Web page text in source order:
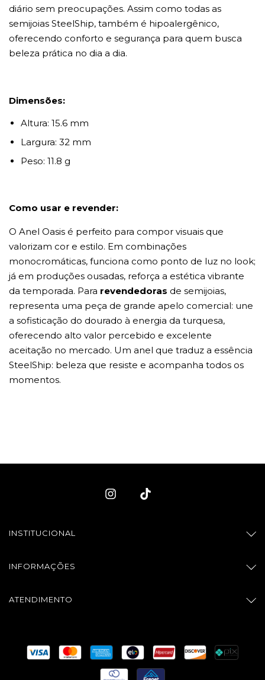
diário sem preocupações. Assim como todas as
semijoias SteelShip, também é hipoalergênico,
oferecendo conforto e segurança para quem busca
beleza prática no dia a dia.
Dimensões:
Altura: 15.6 mm
Largura: 32 mm
Peso: 11.8 g
Como usar e revender:
O Anel Oasis é perfeito para compor visuais que
valorizam cor e estilo. Em combinações
monocromáticas, funciona como ponto de luz no look;
já em produções ousadas, reforça a estética vibrante
da temporada. Para revendedoras de semijoias,
representa uma peça de grande apelo comercial: une
a sofisticação do dourado à energia da turquesa,
oferecendo alto valor percebido e excelente
aceitação no mercado. Um anel que traduz a essência
SteelShip: beleza que resiste e acompanha todos os
momentos.
INSTITUCIONAL
INFORMAÇÕES
ATENDIMENTO